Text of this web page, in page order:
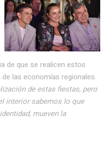
de que se realicen estos
las economías regionales.
de estas fiestas, pero
interior sabemos lo que
mueven la